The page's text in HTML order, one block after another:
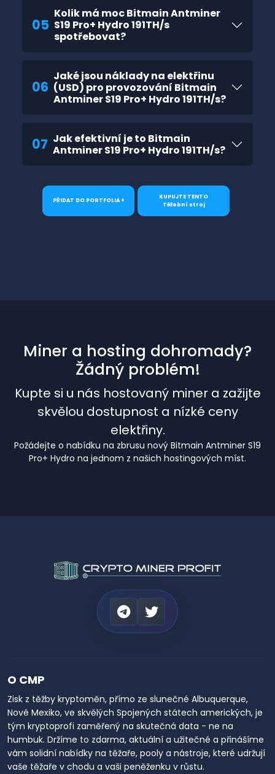
05
Kolik má moc Bitmain Antminer
S19 Pro+ Hydro 191TH/s
spotřebovat?
06
Jaké jsou náklady na elektřinu
(USD) pro provozování Bitmain
Antminer S19 Pro+ Hydro 191TH/s?
07 Jak efektivní je to Bitmain
Antminer S19 Pro+ Hydro 191TH/s?
PŘIDAT DO PORTFOLIA +
KUPUJTE TENTO
Těžební stroj
Miner a hosting dohromady?
Žádný problém!
Kupte si u nás hostovaný miner a zažijte
skvělou dostupnost a nízké ceny
elektřiny.
Požádejte o nabídku na zbrusu nový Bitmain Antminer S19
Pro+ Hydro na jednom z našich hostingových míst.
O CMP
Zisk z těžby kryptoměn, přímo ze slunečné Albuquerque,
Nové Mexiko, ve skvělých Spojených státech amerických, je
tým kryptoprofi zaměřený na skutečná data - ne na
humbuk. Držíme to zdarma, aktuální a užitečné a přinášíme
vám solidní nabídky na těžaře, pooly a nástroje, které udržují
vaše těžaře v chodu a vaši peněženku v růstu.